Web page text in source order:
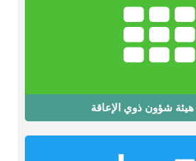
شؤون ذوي الإعاقة